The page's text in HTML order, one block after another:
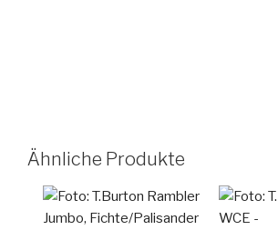
Ähnliche Produkte